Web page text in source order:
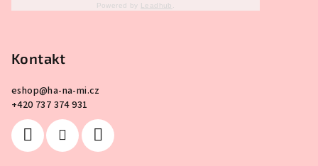
Powered by Leadhub
Kontakt
eshop@ha-na-mi.cz
+420 737 374 931